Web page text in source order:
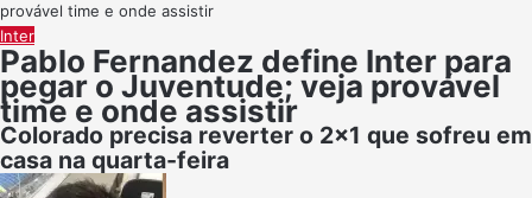
provável time e onde assistir
Inter
Pablo Fernandez define Inter para
pegar o Juventude; veja provável
time e onde assistir
Colorado precisa reverter o 2x1 que sofreu em
casa na quarta-feira